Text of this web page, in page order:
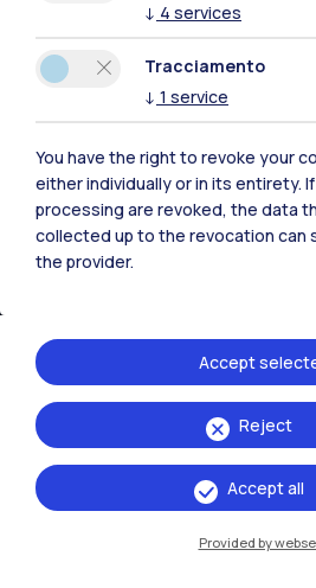
IT EN
Sedi
Milano Bovisa
Cremona
Lecco
Mantova
↓ 4 services
Tracciamento
↓ 1 service
You have the right to revoke your
either individually or in its entirety.
processing are revoked, the data
collected up to the revocation can
the provider.
Reject
Accept
Accept all
Provided by